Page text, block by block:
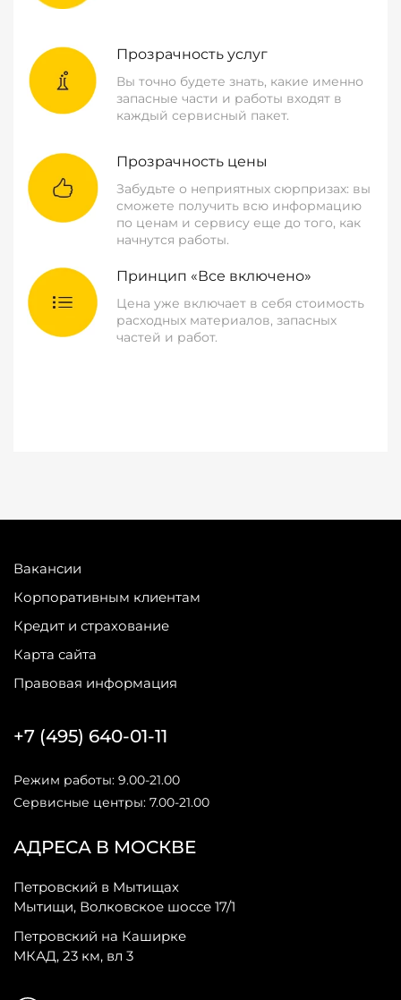
Прозрачность услуг
Вы точно будете знать, какие именно
запасные части и работы входят в
каждый сервисный пакет.
Прозрачность цены
Забудьте о неприятных сюрпризах: вы
сможете получить всю информацию
по ценам и сервису еще до того, как
начнутся работы.
Принцип «Все включено»
Цена уже включает в себя стоимость
расходных материалов, запасных
частей и работ.
Вакансии
Корпоративным клиентам
Кредит и страхование
Карта сайта
Правовая информация
АДРЕСА В МОСКВЕ
Петровский в Мытищах
Мытищи, Волковское шоссе 17/1
Петровский на Каширке
МКАД, 23 км, вл 3
+7 (495) 640-01-11
Режим работы: 9.00-21.00
Сервисные центры: 7.00-21.00